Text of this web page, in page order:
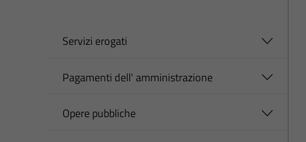
Servizi erogati
Pagamenti dell' amministrazione
Opere pubbliche